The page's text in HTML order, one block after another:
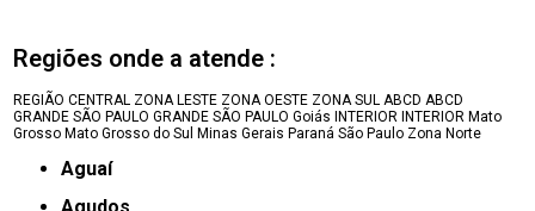
Regiões onde a atende :
REGIÃO CENTRAL ZONA LESTE ZONA OESTE ZONA SUL ABCD ABCD
GRANDE SÃO PAULO GRANDE SÃO PAULO Goiás INTERIOR INTERIOR Mato
Grosso Mato Grosso do Sul Minas Gerais Paraná São Paulo Zona Norte
Aguaí